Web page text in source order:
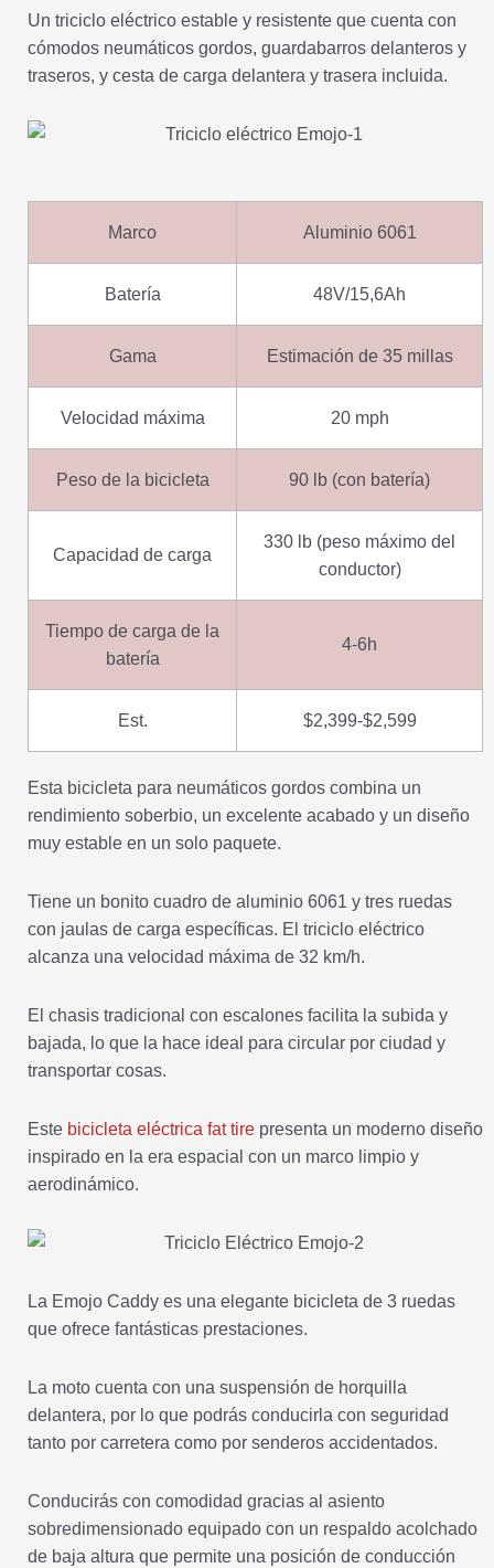
Un triciclo eléctrico estable y resistente que cuenta con
cómodos neumáticos gordos, guardabarros delanteros y
traseros, y cesta de carga delantera y trasera incluida.
Marco Aluminio 6061
Batería 48V/15,6Ah
Gama Estimación de 35 millas
Velocidad máxima 20 mph
Peso de la bicicleta 90 lb (con batería)
Capacidad de carga
330 lb (peso máximo del
conductor)
Tiempo de carga de la
batería
4-6h
Est. $2,399-$2,599
Esta bicicleta para neumáticos gordos combina un
rendimiento soberbio, un excelente acabado y un diseño
muy estable en un solo paquete.
Tiene un bonito cuadro de aluminio 6061 y tres ruedas
con jaulas de carga específicas. El triciclo eléctrico
alcanza una velocidad máxima de 32 km/h.
El chasis tradicional con escalones facilita la subida y
bajada, lo que la hace ideal para circular por ciudad y
transportar cosas.
Este bicicleta eléctrica fat tire presenta un moderno diseño
inspirado en la era espacial con un marco limpio y
aerodinámico.
La Emojo Caddy es una elegante bicicleta de 3 ruedas
que ofrece fantásticas prestaciones.
La moto cuenta con una suspensión de horquilla
delantera, por lo que podrás conducirla con seguridad
tanto por carretera como por senderos accidentados.
Conducirás con comodidad gracias al asiento
sobredimensionado equipado con un respaldo acolchado
de baja altura que permite una posición de conducción